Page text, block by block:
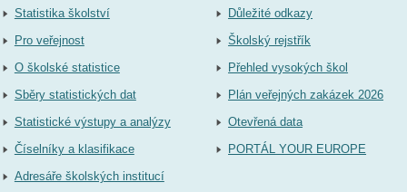
Statistika školství
Pro veřejnost
O školské statistice
Sběry statistických dat
Statistické výstupy a analýzy
Číselníky a klasifikace
Adresáře školských institucí
Důležité odkazy
Školský rejstřík
Přehled vysokých škol
Plán veřejných zakázek 2026
Otevřená data
PORTÁL YOUR EUROPE